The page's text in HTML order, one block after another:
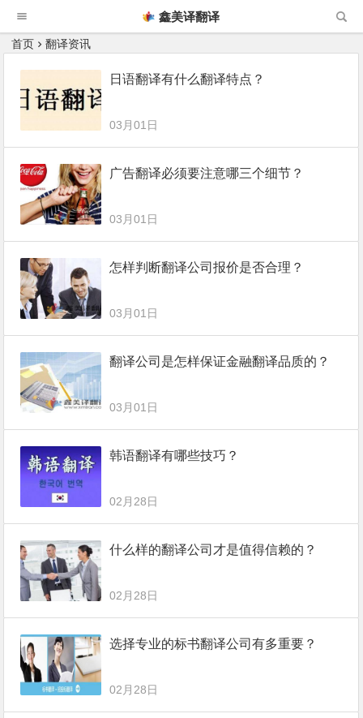
鑫美译翻译
首页 翻译资讯
日语翻译有什么翻译特点？
03月01日
广告翻译必须要注意哪三个细节？
03月01日
怎样判断翻译公司报价是否合理？
03月01日
翻译公司是怎样保证金融翻译品质的？
03月01日
韩语翻译有哪些技巧？
02月28日
什么样的翻译公司才是值得信赖的？
02月28日
选择专业的标书翻译公司有多重要？
02月28日